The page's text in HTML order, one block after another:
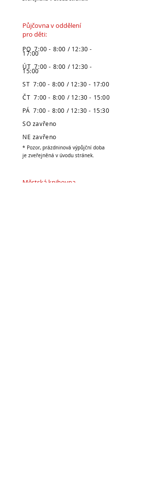
Půjčovna v oddělení
pro děti:
PO 7:00 - 8:00 / 12:30 -
17:00
ÚT 7:00 - 8:00 / 12:30 -
15:00
ST 7:00 - 8:00 / 12:30 - 17:00
ČT 7:00 - 8:00 / 12:30 - 15:00
PÁ 7:00 - 8:00 / 12:30 - 15:30
SO zavřeno
NE zavřeno
* Pozor, prázdninová výpůjční doba
je zveřejněná v úvodu stránek.
Městská knihovna